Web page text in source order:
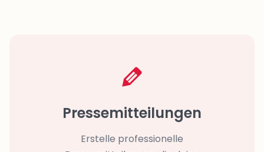
Pressemitteilungen
Erstelle professionelle